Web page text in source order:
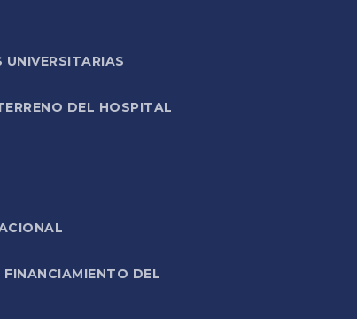
DEL HOSPITAL
FINANCIAMIENTO DEL